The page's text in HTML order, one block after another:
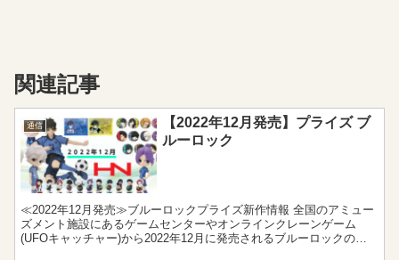
関連記事
通信
【2022年12月発売】プライズ ブ
ルーロック
≪2022年12月発売≫ブルーロックプライズ新作情報 全国のアミュー
ズメント施設にあるゲームセンターやオンラインクレーンゲーム
(UFOキャッチャー)から2022年12月に発売されるブルーロックの新